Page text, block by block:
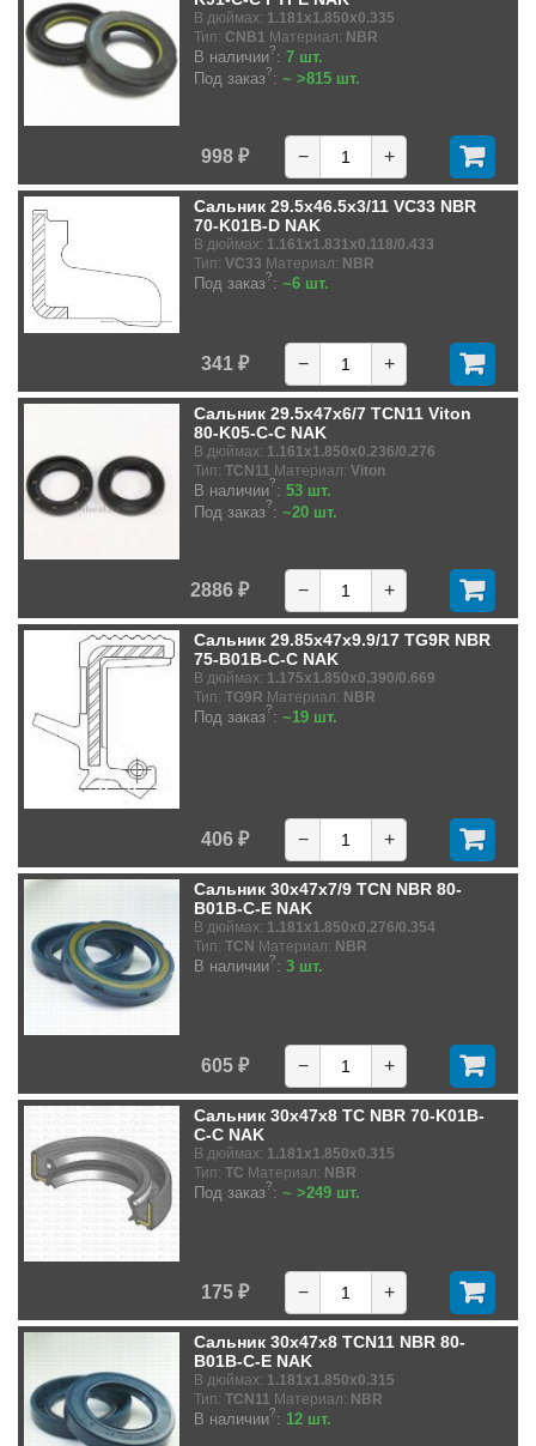
В дюймах: 1.181x1.850x0.335
Тип: CNB1 Материал: NBR
В наличии?: 7 шт.
Под заказ?: ~ >815 шт.
998 ₽ − +
Сальник 29.5x46.5x3/11 VC33 NBR
70-K01B-D NAK
В дюймах: 1.161x1.831x0.118/0.433
Тип: VC33 Материал: NBR
Под заказ?: ~6 шт.
341 ₽ − +
Сальник 29.5x47x6/7 TCN11 Viton
80-K05-C-C NAK
В дюймах: 1.161x1.850x0.236/0.276
Тип: TCN11 Материал: Viton
В наличии?: 53 шт.
Под заказ?: ~20 шт.
2886 ₽ − +
Сальник 29.85x47x9.9/17 TG9R NBR
75-B01B-C-C NAK
В дюймах: 1.175x1.850x0.390/0.669
Тип: TG9R Материал: NBR
Под заказ?: ~19 шт.
406 ₽ − +
Сальник 30x47x7/9 TCN NBR 80-
B01B-C-E NAK
В дюймах: 1.181x1.850x0.276/0.354
Тип: TCN Материал: NBR
В наличии?: 3 шт.
605 ₽ − +
Сальник 30x47x8 TC NBR 70-K01B-
C-C NAK
В дюймах: 1.181x1.850x0.315
Тип: TC Материал: NBR
Под заказ?: ~ >249 шт.
175 ₽ − +
Сальник 30x47x8 TCN11 NBR 80-
B01B-C-E NAK
В дюймах: 1.181x1.850x0.315
Тип: TCN11 Материал: NBR
В наличии?: 12 шт.